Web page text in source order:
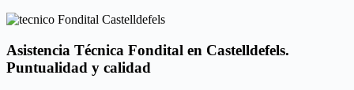
Asistencia Técnica Fondital en Castelldefels.
Puntualidad y calidad